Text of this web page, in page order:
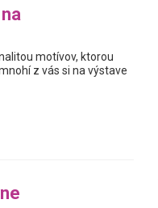
motívov, ktorou
z vás si na výstave